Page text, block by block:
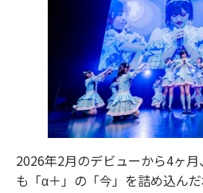
2026年2月のデビューから4ヶ
も「α＋」の「今」を詰め込ん